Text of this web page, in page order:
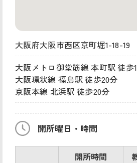
大阪府大阪市西区京町堀1-18-19
大阪メトロ御堂筋線 本町駅 徒歩
大阪環状線 福島駅 徒歩20分
京阪本線 北浜駅 徒歩20分
開所曜日・時間
開所時間